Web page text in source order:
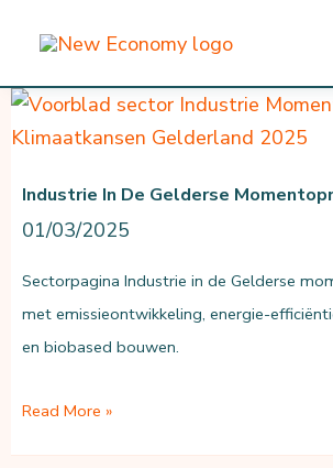
de
inhoud
Industrie In De Gelderse
01/03/2025
Sectorpagina Industrie in de Gelderse
met emissieontwikkeling, energie-
en biobased bouwen.
Industrie
Read More »